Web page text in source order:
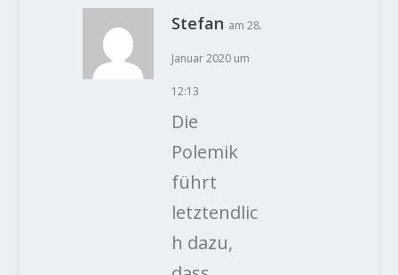
Stefan am 28.
Januar 2020 um
12:13
Die
Polemik
führt
letztendlic
h dazu,